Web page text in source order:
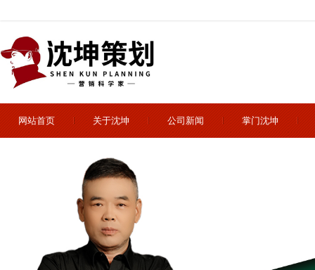
网站首页 关于沈坤 公司新闻 掌门沈坤